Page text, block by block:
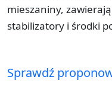
mieszaniny,
stabilizatory i środki
Sprawdź